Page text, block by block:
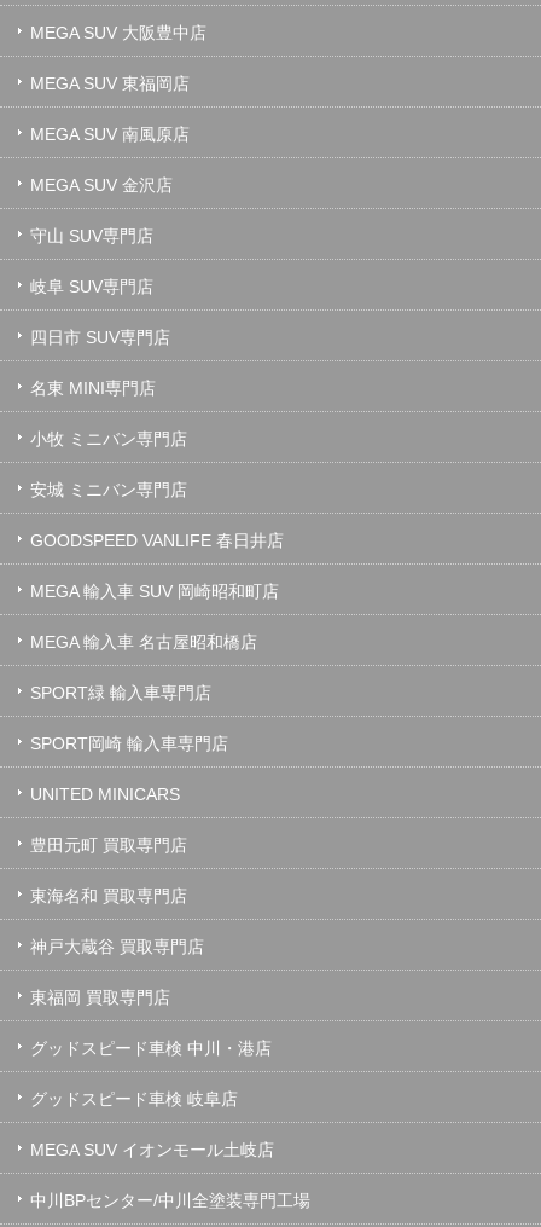
MEGA SUV 大阪豊中店
MEGA SUV 東福岡店
MEGA SUV 南風原店
MEGA SUV 金沢店
守山 SUV専門店
岐阜 SUV専門店
四日市 SUV専門店
名東 MINI専門店
小牧 ミニバン専門店
安城 ミニバン専門店
GOODSPEED VANLIFE 春日井店
MEGA 輸入車 SUV 岡崎昭和町店
MEGA 輸入車 名古屋昭和橋店
SPORT緑 輸入車専門店
SPORT岡崎 輸入車専門店
UNITED MINICARS
豊田元町 買取専門店
東海名和 買取専門店
神戸大蔵谷 買取専門店
東福岡 買取専門店
グッドスピード車検 中川・港店
グッドスピード車検 岐阜店
MEGA SUV イオンモール土岐店
中川BPセンター/中川全塗装専門工場